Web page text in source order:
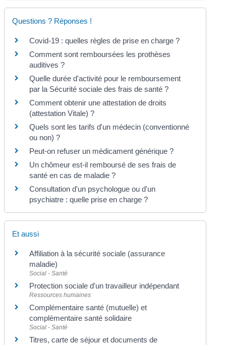
Questions ? Réponses !
Covid-19 : quelles règles de prise en charge ?
Comment sont remboursées les prothèses
auditives ?
Quelle durée d'activité pour le remboursement
par la Sécurité sociale des frais de santé ?
Comment obtenir une attestation de droits
(attestation Vitale) ?
Quels sont les tarifs d'un médecin (conventionné
ou non) ?
Peut-on refuser un médicament générique ?
Un chômeur est-il remboursé de ses frais de
santé en cas de maladie ?
Consultation d'un psychologue ou d'un
psychiatre : quelle prise en charge ?
Et aussi
Affiliation à la sécurité sociale (assurance
maladie)
Social - Santé
Protection sociale d'un travailleur indépendant
Ressources humaines
Complémentaire santé (mutuelle) et
complémentaire santé solidaire
Social - Santé
Titres, carte de séjour et documents de